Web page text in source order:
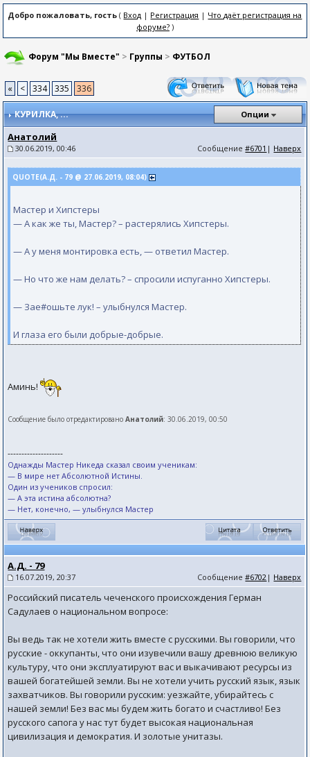
Добро пожаловать, гость ( Вход | Регистрация | Что даёт регистрация на
форуме?)
Форум "Мы Вместе" > Группы > ФУТБОЛ
« < 334 335 336
КУРИЛКА, ... Опции
Анатолий
30.06.2019, 00:46 Сообщение#6701 | Наверх
QUOTE(А.Д. - 79 @ 27.06.2019, 08:04)
Мастер и Хипстеры
— А как же ты, Мастер? – растерялись Хипстеры.
— А у меня монтировка есть, — ответил Мастер.
— Но что же нам делать? – спросили испуганно Хипстеры.
— Зае#ошьте лук! – улыбнулся Мастер.
И глаза его были добрые-добрые.
Аминь!
Сообщение было отредактированоАнатолий: 30.06.2019, 00:50
--------------------
Однажды Мастер Никеда сказал своим ученикам:
— В мире нет Абсолютной Истины.
Один из учеников спросил:
— А эта истина абсолютна?
— Нет, конечно, — улыбнулся Мастер
А.Д. - 79
16.07.2019, 20:37 Сообщение#6702 | Наверх
Российский писатель чеченского происхождения Герман
Садулаев о национальном вопросе:
Вы ведь так не хотели жить вместе с русскими. Вы говорили, что
русские - оккупанты, что они изувечили вашу древнюю великую
культуру, что они эксплуатируют вас и выкачивают ресурсы из
вашей богатейшей земли. Вы не хотели учить русский язык, язык
захватчиков. Вы говорили русским: уезжайте, убирайтесь с
нашей земли! Без вас мы будем жить богато и счастливо! Без
русского сапога у нас тут будет высокая национальная
цивилизация и демократия. И золотые унитазы.